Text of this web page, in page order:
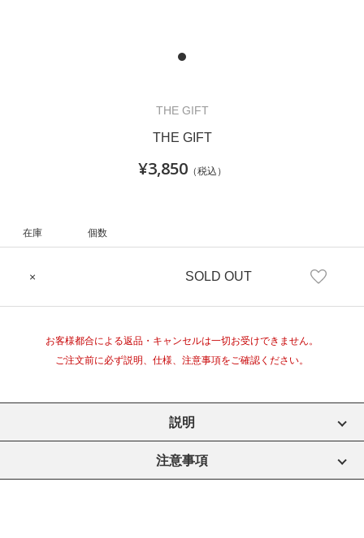
THE GIFT
THE GIFT
¥3,850（税込）
在庫 個数
× SOLD OUT
お客様都合による返品・キャンセルは一切お受けできません。
ご注文前に必ず説明、仕様、注意事項をご確認ください。
説明
注意事項